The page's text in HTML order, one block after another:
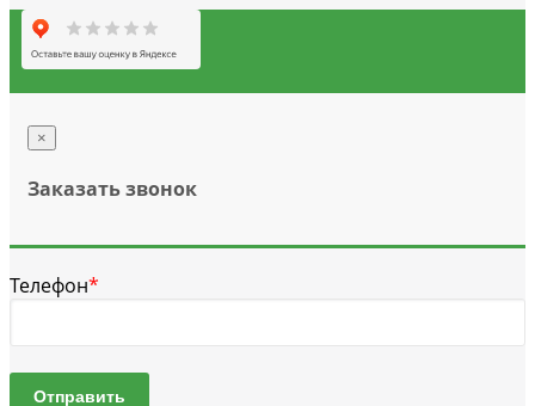
×
Заказать звонок
Телефон*
Отправить